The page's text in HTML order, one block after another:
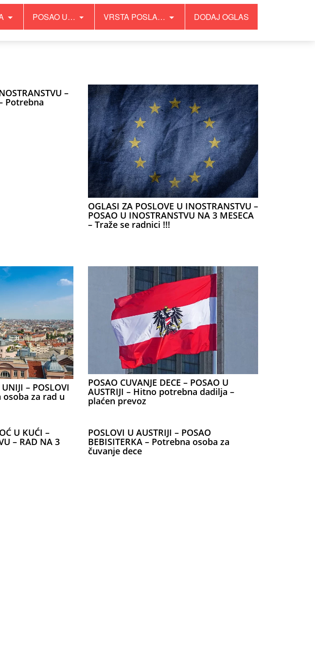
POSAO U… VRSTA POSLA… DODAJ OGLAS
–
Potrebna
OGLASI ZA POSLOVE U INOSTRANSTVU –
POSAO U INOSTRANSTVU NA 3 MESECA
– Traže se radnici !!!
– POSLOVI
osoba za rad u
POSAO CUVANJE DECE – POSAO U
AUSTRIJI – Hitno potrebna dadilja –
plaćen prevoz
U KUĆI –
– RAD NA 3
POSLOVI U AUSTRIJI – POSAO
BEBISITERKA – Potrebna osoba za
čuvanje dece